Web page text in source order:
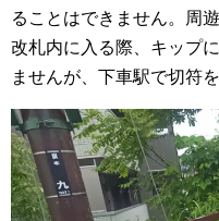
ることはできません。周
改札内に入る際、キップ
ませんが、下車駅で切符